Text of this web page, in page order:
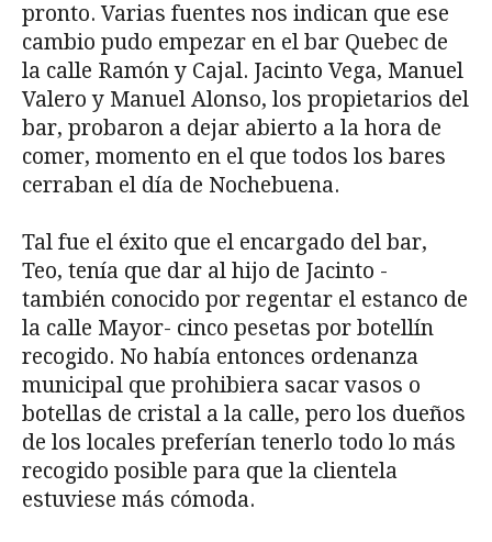
pronto. Varias fuentes nos indican que ese
cambio pudo empezar en el bar Quebec de
la calle Ramón y Cajal. Jacinto Vega, Manuel
Valero y Manuel Alonso, los propietarios del
bar, probaron a dejar abierto a la hora de
comer, momento en el que todos los bares
cerraban el día de Nochebuena.
Tal fue el éxito que el encargado del bar,
Teo, tenía que dar al hijo de Jacinto -
también conocido por regentar el estanco de
la calle Mayor- cinco pesetas por botellín
recogido. No había entonces ordenanza
municipal que prohibiera sacar vasos o
botellas de cristal a la calle, pero los dueños
de los locales preferían tenerlo todo lo más
recogido posible para que la clientela
estuviese más cómoda.